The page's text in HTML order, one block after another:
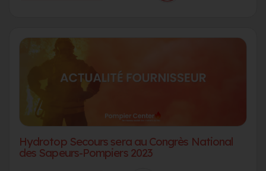
Hydrotop Secours sera au Congrès National
des Sapeurs-Pompiers 2023